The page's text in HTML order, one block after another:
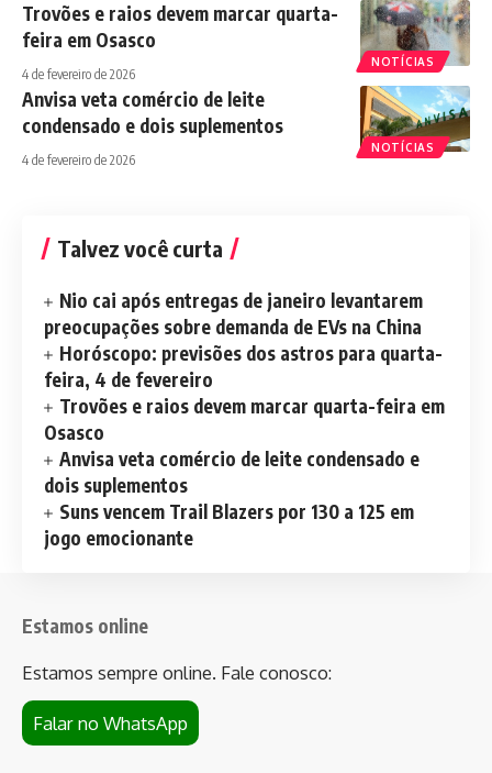
NOTÍCIAS
Trovões e raios devem marcar quarta-
feira em Osasco
4 de fevereiro de 2026
NOTÍCIAS
Anvisa veta comércio de leite
condensado e dois suplementos
4 de fevereiro de 2026
Talvez você curta
Nio cai após entregas de janeiro levantarem
preocupações sobre demanda de EVs na China
Horóscopo: previsões dos astros para quarta-
feira, 4 de fevereiro
Trovões e raios devem marcar quarta-feira em
Osasco
Anvisa veta comércio de leite condensado e
dois suplementos
Suns vencem Trail Blazers por 130 a 125 em
jogo emocionante
Estamos online
Estamos sempre online. Fale conosco:
Falar no WhatsApp